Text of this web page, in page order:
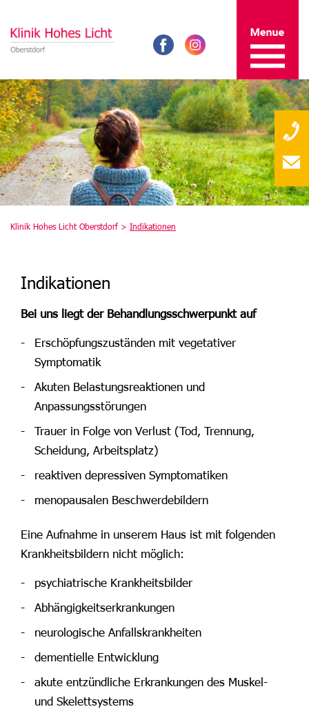
Klinik Hohes Licht Oberstdorf > Indikationen
Indikationen
Bei uns liegt der Behandlungsschwerpunkt auf
Erschöpfungszuständen mit vegetativer
Symptomatik
Akuten Belastungsreaktionen und
Anpassungsstörungen
Trauer in Folge von Verlust (Tod, Trennung,
Scheidung, Arbeitsplatz)
reaktiven depressiven Symptomatiken
menopausalen Beschwerdebildern
Eine Aufnahme in unserem Haus ist mit folgenden
Krankheitsbildern nicht möglich:
psychiatrische Krankheitsbilder
Abhängigkeitserkrankungen
neurologische Anfallskrankheiten
dementielle Entwicklung
akute entzündliche Erkrankungen des Muskel-
und Skelettsystems